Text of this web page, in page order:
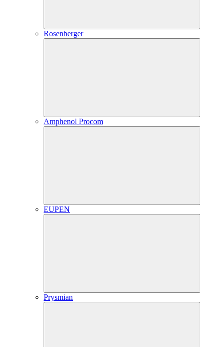
Rosenberger
Amphenol Procom
EUPEN
Prysmian